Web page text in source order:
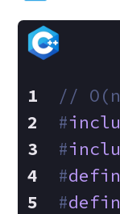
//
#
#
#
#